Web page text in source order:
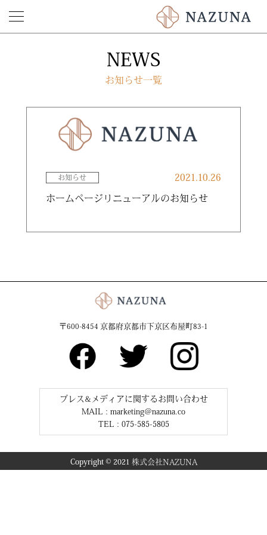
NEWS
お知らせ一覧
お知らせ 2021.10.26
ホームページリニューアルのお知らせ
〒600-8454 京都府京都市下京区布屋町83-1
プレス&メディアに関するお問い合わせ
MAIL : marketing@nazuna.co
TEL : 075-585-5805
Copyright ©︎ 2021 株式会社NAZUNA